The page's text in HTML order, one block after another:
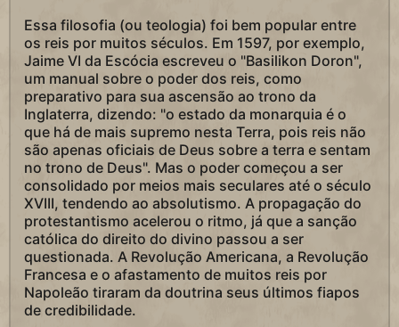
Essa filosofia (ou teologia) foi bem popular entre
os reis por muitos séculos. Em 1597, por exemplo,
Jaime VI da Escócia escreveu o "Basilikon Doron",
um manual sobre o poder dos reis, como
preparativo para sua ascensão ao trono da
Inglaterra, dizendo: "o estado da monarquia é o
que há de mais supremo nesta Terra, pois reis não
são apenas oficiais de Deus sobre a terra e sentam
no trono de Deus". Mas o poder começou a ser
consolidado por meios mais seculares até o século
XVIII, tendendo ao absolutismo. A propagação do
protestantismo acelerou o ritmo, já que a sanção
católica do direito do divino passou a ser
questionada. A Revolução Americana, a Revolução
Francesa e o afastamento de muitos reis por
Napoleão tiraram da doutrina seus últimos fiapos
de credibilidade.